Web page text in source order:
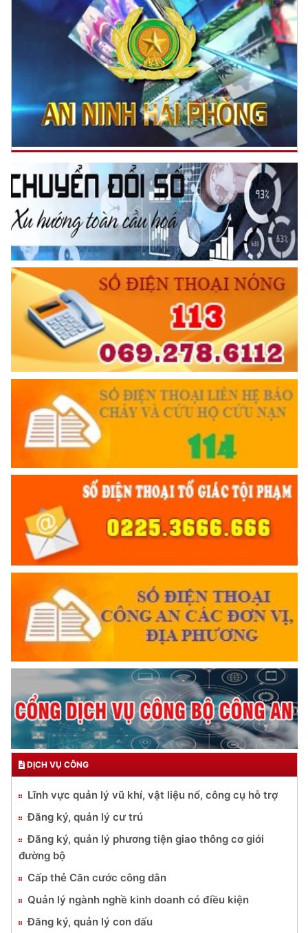
DỊCH VỤ CÔNG
Lĩnh vực quản lý vũ khí, vật liệu nổ, công cụ hỗ trợ
Đăng ký, quản lý cư trú
Đăng ký, quản lý phương tiện giao thông cơ giới
đường bộ
Cấp thẻ Căn cước công dân
Quản lý ngành nghề kinh doanh có điều kiện
Đăng ký, quản lý con dấu